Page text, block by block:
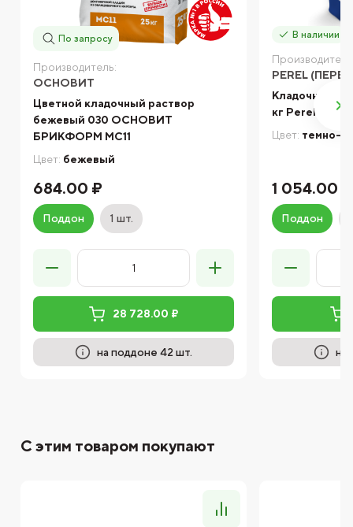
По запросу
Производитель:
ОСНОВИТ
Цветной кладочный раствор
бежевый 030 ОСНОВИТ
БРИКФОРМ MC11
Цвет: бежевый
684.00 ₽
Поддон 1 шт.
28 728.00 ₽
на поддоне 42 шт.
В наличии
PEREL
Кладочная
кг Perel
Цвет: темно-
1 054.00 ₽
Поддон
на
С этим товаром покупают